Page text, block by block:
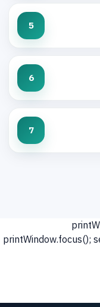
5
6
7
`);
printWindow.focus();